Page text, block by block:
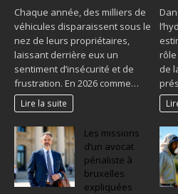
Chaque année, des milliers de
véhicules disparaissent sous le
nez de leurs propriétaires,
laissant derrière eux un
sentiment d’insécurité et de
frustration. En 2026 comme…
Lire la suite
de
Les missions
d’un avocat
pénaliste à
bruxelles
expliquées